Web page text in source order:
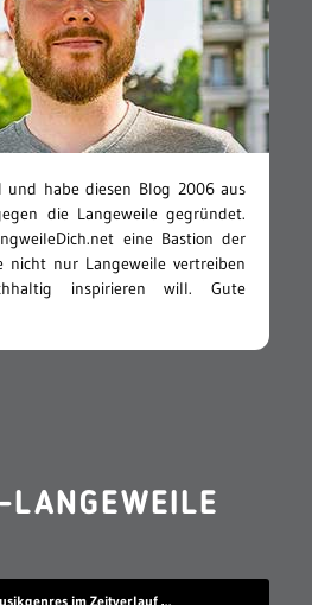
und habe diesen Blog 2006 aus
die Langeweile gegründet.
eine Bastion der
nicht nur Langeweile vertreiben
inspirieren will. Gute
LANGEWEILE
Die beliebtesten Musikgenres im Zeitverlauf (1910-2019)